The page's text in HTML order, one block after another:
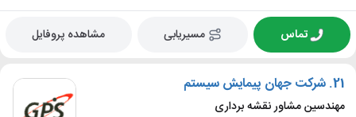
تماس مسیریابی مشاهده پروفایل
21. شرکت جهان پیمایش سیستم
مهندسین مشاور نقشه برداری